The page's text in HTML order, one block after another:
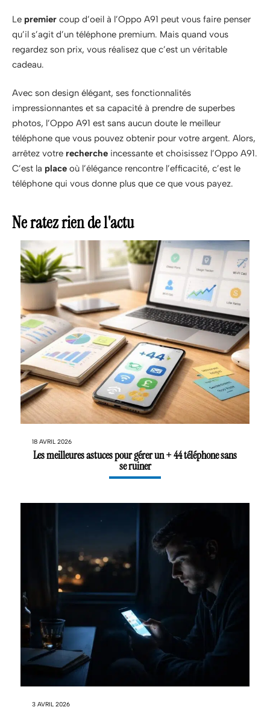
Le premier coup d’oeil à l’Oppo A91 peut vous faire penser
qu’il s’agit d’un téléphone premium. Mais quand vous
regardez son prix, vous réalisez que c’est un véritable
cadeau.
Avec son design élégant, ses fonctionnalités
impressionnantes et sa capacité à prendre de superbes
photos, l’Oppo A91 est sans aucun doute le meilleur
téléphone que vous pouvez obtenir pour votre argent. Alors,
arrêtez votre recherche incessante et choisissez l’Oppo A91.
C’est la place où l’élégance rencontre l’efficacité, c’est le
téléphone qui vous donne plus que ce que vous payez.
Ne ratez rien de l'actu
18 AVRIL 2026
Les meilleures astuces pour gérer un + 44 téléphone sans
se ruiner
3 AVRIL 2026